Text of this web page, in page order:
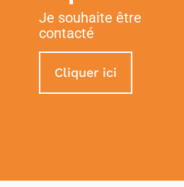
Je souhaite être
contacté
Cliquer ici